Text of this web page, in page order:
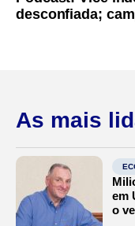
desconfiada;
As mais
em
o